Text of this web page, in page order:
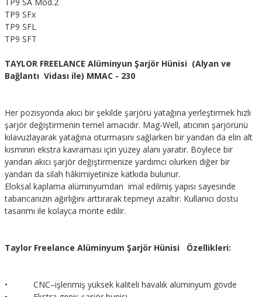
TP9 SFx
TP9 SFL
TP9 SFT
TAYLOR FREELANCE Alüminyun Şarjör Hünisi (Alyan ve
Bağlantı Vidası ile) MMAC - 230
Her pozisyonda akıcı bir şekilde şarjörü yatağına yerleştirmek hızlı
şarjör değiştirmenin temel amacıdır. Mag-Well, atıcının şarjörünü
kılavuzlayarak yatağına oturmasını sağlarken bir yandan da elin alt
kısmının ekstra kavraması için yüzey alanı yaratır. Böylece bir
yandan akıcı şarjör değiştirmenize yardımcı olurken diğer bir
yandan da silah hâkimiyetinize katkıda bulunur.
Eloksal kaplama alüminyumdan imal edilmiş yapısı sayesinde
tabancanızın ağırlığını arttırarak tepmeyi azaltır. Kullanıcı dostu
tasarımı ile kolayca monte edilir.
Taylor Freelance Alüminyum Şarjör Hünisi Özellikleri:
• CNC–işlenmiş yüksek kaliteli havalık alüminyum gövde